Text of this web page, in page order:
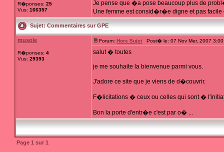
R�ponses: 25
Vus: 166357
Je pense que �a pose beaucoup plus de
Une femme est consid�r�e digne et pas
Sujet:Commentaires sur GPE
musole
R�ponses: 4
Vus: 29393
Forum: Hors Sujet Post� le: 07 Nov Mer, 2007
salut � toutes
je me souhaite la bienvenue parmi vous.
J'adore ce site que je viens de d�couvrir.
F�licitations � ceux ou celles qui sont �
Bon la porte d'entr�e c'est par o� ...
Page 1 sur 1